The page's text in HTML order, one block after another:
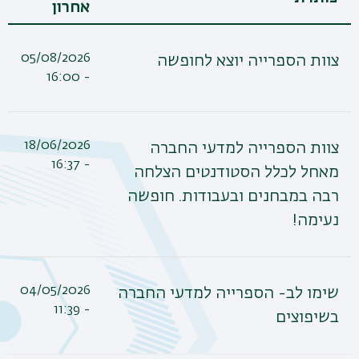
אחרון
צוות הספרייה יוצא לחופשה
05/08/2026
- 16:00
צוות הספרייה למדעי החברה
מאחל לכלל הסטודנטים הצלחה
רבה במבחנים ובעבודות. חופשה
נעימה!
18/06/2026
- 16:37
שימו לב- הספרייה למדעי החברה
בשיפוצים
04/05/2026
- 11:39